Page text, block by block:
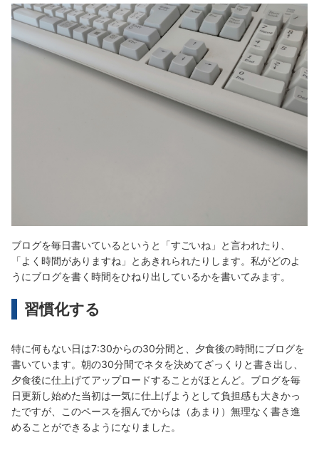
ブログを毎日書いているというと「すごいね」と言われたり、
「よく時間がありますね」とあきれられたりします。私がどのよ
うにブログを書く時間をひねり出しているかを書いてみます。
習慣化する
特に何もない日は7:30からの30分間と、夕食後の時間にブログを
書いています。朝の30分間でネタを決めてざっくりと書き出し、
夕食後に仕上げてアップロードすることがほとんど。ブログを毎
日更新し始めた当初は一気に仕上げようとして負担感も大きかっ
たですが、このペースを掴んでからは（あまり）無理なく書き進
めることができるようになりました。